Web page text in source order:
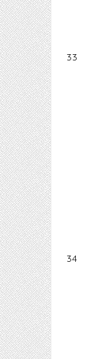
33
34